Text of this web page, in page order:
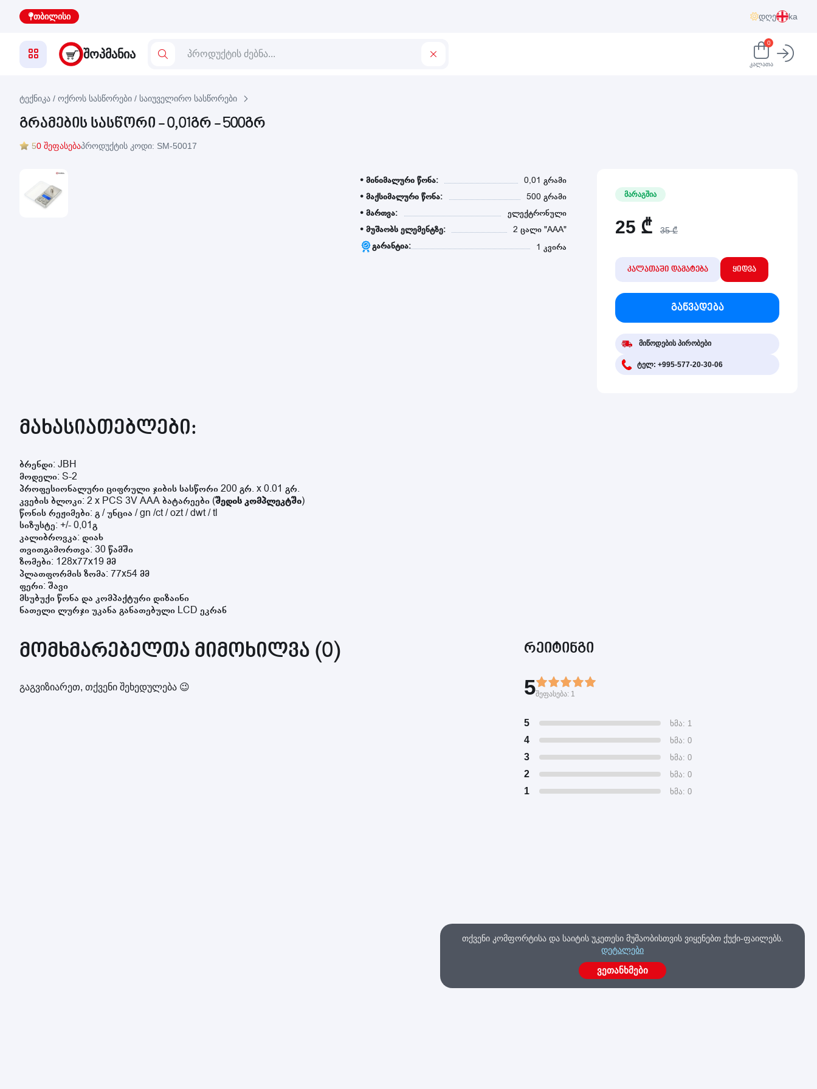
თბილისი დღე ka
ᲨᲝᲞᲛᲐᲜᲘᲐ
0
კალათა
ტექნიკა / ოქროს სასწორები / საიუველირო სასწორები
გრამების სასწორი - 0,01გრ - 500გრ
50 შეფასებაპროდუქტის კოდი: SM-50017
• მინიმალური წონა:
0,01 გრამი
• მაქსიმალური წონა:
500 გრამი
• მართვა:
ელექტრონული
• მუშაობს ელემენტზე:
2 ცალი "AAA"
გარანტია:
1 კვირა
მარაგშია
25 ₾ 35 ₾
კალათაში დამატება ყიდვა
განვადება
მიწოდების პირობები
ტელ: +995-577-20-30-06
მახასიათებლები:
ბრენდი: JBH
მოდელი: S-2
პროფესიონალური ციფრული ჯიბის სასწორი 200 გრ. x 0.01 გრ.
კვების ბლოკი: 2 x PCS 3V AAA ბატარეები (შედის კომპლეკტში)
წონის რეჟიმები: გ / უნცია / gn /ct / ozt / dwt / tl
სიზუსტე: +/- 0,01გ
კალიბროვკა: დიახ
თვითგამორთვა: 30 წამში
ზომები: 128x77x19 მმ
პლათფორმის ზომა: 77x54 მმ
ფერი: შავი
მსუბუქი წონა და კომპაქტური დიზაინი
ნათელი ლურჯი უკანა განათებული LCD ეკრან
მომხმარებელთა მიმოხილვა (0)
გაგვიზიარეთ, თქვენი შეხედულება 😉
რეიტინგი
5შეფასება: 1
5 ხმა: 1
4 ხმა: 0
3 ხმა: 0
2 ხმა: 0
1 ხმა: 0
თქვენი კომფორტისა და საიტის უკეთესი მუშაობისთვის ვიყენებთ ქუქი-ფაილებს.
დეტალები
ვეთანხმები